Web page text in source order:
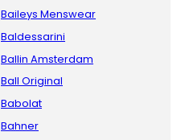
Baileys Menswear
Baldessarini
Ballin Amsterdam
Ball Original
Babolat
Bahner